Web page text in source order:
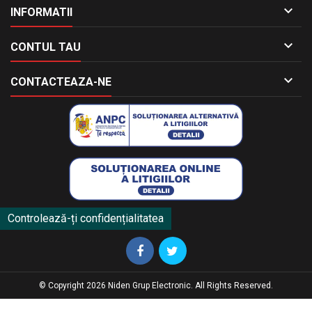
INFORMATII 
CONTUL TAU 
CONTACTEAZA-NE 
Controlează-ți confidențialitatea
© Copyright 2026 Niden Grup Electronic. All Rights Reserved.